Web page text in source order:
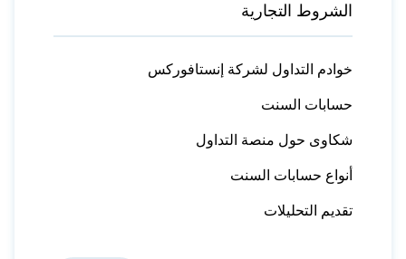
الشروط التجارية
خوادم التداول لشركة إنستافوركس
حسابات السنت
شكاوى حول منصة التداول
أنواع حسابات السنت
تقديم التحليلات